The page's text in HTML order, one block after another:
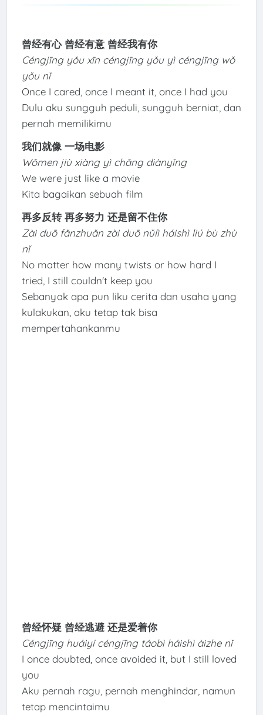
曾经有心 曾经有意 曾经我有你
Céngjīng yǒu xīn céngjīng yǒu yì céngjīng wǒ
yǒu nǐ
Once I cared, once I meant it, once I had you
Dulu aku sungguh peduli, sungguh berniat, dan
pernah memilikimu
我们就像 一场电影
Wǒmen jiù xiàng yì chǎng diànyǐng
We were just like a movie
Kita bagaikan sebuah film
再多反转 再多努力 还是留不住你
Zài duō fǎnzhuǎn zài duō nǔlì háishì liú bù zhù
nǐ
No matter how many twists or how hard I
tried, I still couldn't keep you
Sebanyak apa pun liku cerita dan usaha yang
kulakukan, aku tetap tak bisa
mempertahankanmu
曾经怀疑 曾经逃避 还是爱着你
Céngjīng huáiyí céngjīng táobì háishì àizhe nǐ
I once doubted, once avoided it, but I still loved
you
Aku pernah ragu, pernah menghindar, namun
tetap mencintaimu